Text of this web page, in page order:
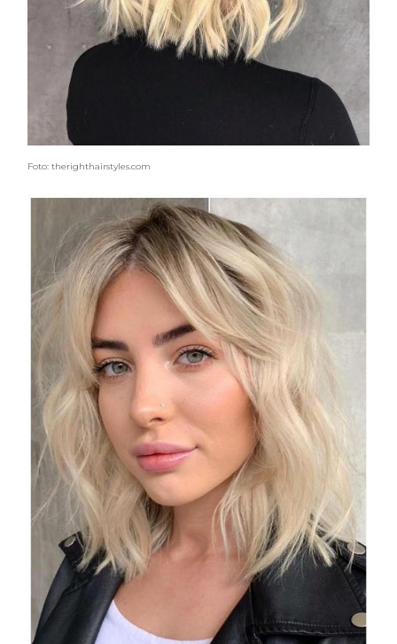
Foto: therighthairstyles.com